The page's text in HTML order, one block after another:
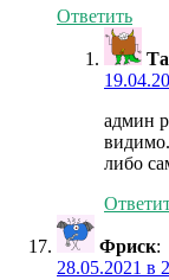
Ответить
админ
видимо.
либо
Фриск:
28.05.2021 в